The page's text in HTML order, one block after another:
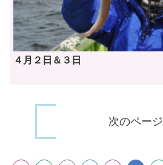
４月２日＆３日
次のページ